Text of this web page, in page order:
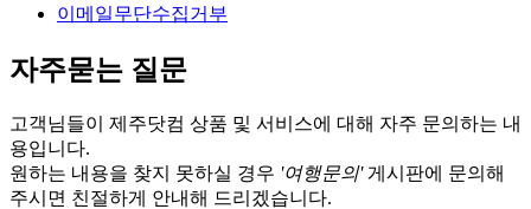
이메일무단수집거부
자주묻는 질문
고객님들이 제주닷컴 상품 및 서비스에 대해 자주 문의하는 내
용입니다.
원하는 내용을 찾지 못하실 경우 '여행문의'게시판에 문의해
주시면 친절하게 안내해 드리겠습니다.